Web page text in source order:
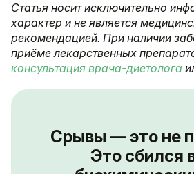
Статья носит исключительно
характер и не является
рекомендацией. При наличии
приёме лекарственных
консультация врача-диетолога
Срывы — это не
Это сбился